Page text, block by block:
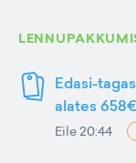
Edasi-
alates 658€
Eile 20:44